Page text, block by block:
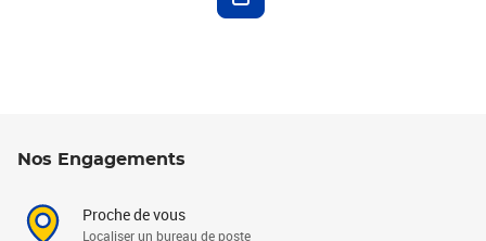
Nos Engagements
Proche de vous
Localiser un bureau de poste